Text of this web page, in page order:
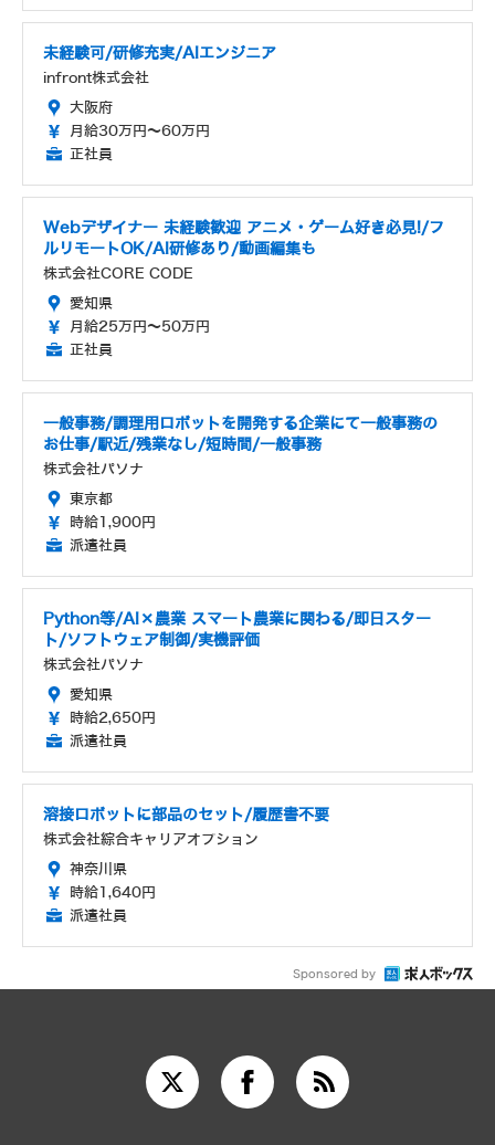
未経験可/研修充実/AIエンジニア
infront株式会社
大阪府
月給30万円～60万円
正社員
Webデザイナー 未経験歓迎 アニメ・ゲーム好き必見!/フ
ルリモートOK/AI研修あり/動画編集も
株式会社CORE CODE
愛知県
月給25万円～50万円
正社員
一般事務/調理用ロボットを開発する企業にて一般事務の
お仕事/駅近/残業なし/短時間/一般事務
株式会社パソナ
東京都
時給1,900円
派遣社員
Python等/AI×農業 スマート農業に関わる/即日スター
ト/ソフトウェア制御/実機評価
株式会社パソナ
愛知県
時給2,650円
派遣社員
溶接ロボットに部品のセット/履歴書不要
株式会社綜合キャリアオプション
神奈川県
時給1,640円
派遣社員
Sponsored by